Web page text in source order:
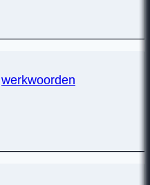
werkwoorden